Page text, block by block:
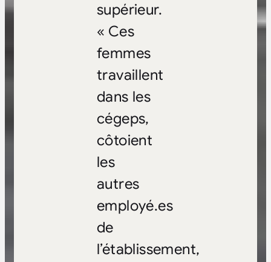
supérieur.
« Ces
femmes
travaillent
dans les
cégeps,
côtoient
les
autres
employé.es
de
l’établissement,